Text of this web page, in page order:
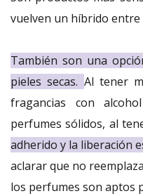
vuelven un híbrido
También son una
pieles secas. Al tener
fragancias con
perfumes sólidos, al
adherido y la liberación
aclarar que no
los perfumes son aptos